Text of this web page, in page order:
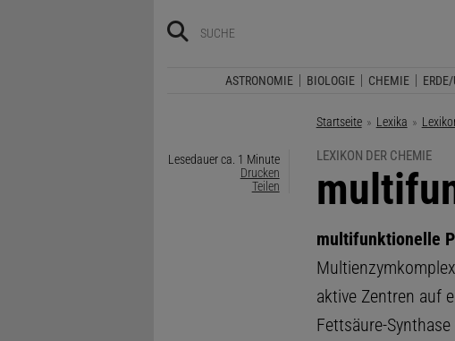
ASTRONOMIE BIOLOGIE CHEMIE
Startseite Lexika
Lesedauer ca. 1 Minute
Drucken
Teilen
LEXIKON DER CHEMIE
:
multifunktionelle
aktive Zentren auf
Fettsäure-